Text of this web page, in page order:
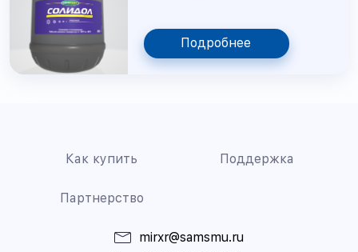
Подробнее
Как купить Поддержка
Партнерство
mirxr@samsmu.ru